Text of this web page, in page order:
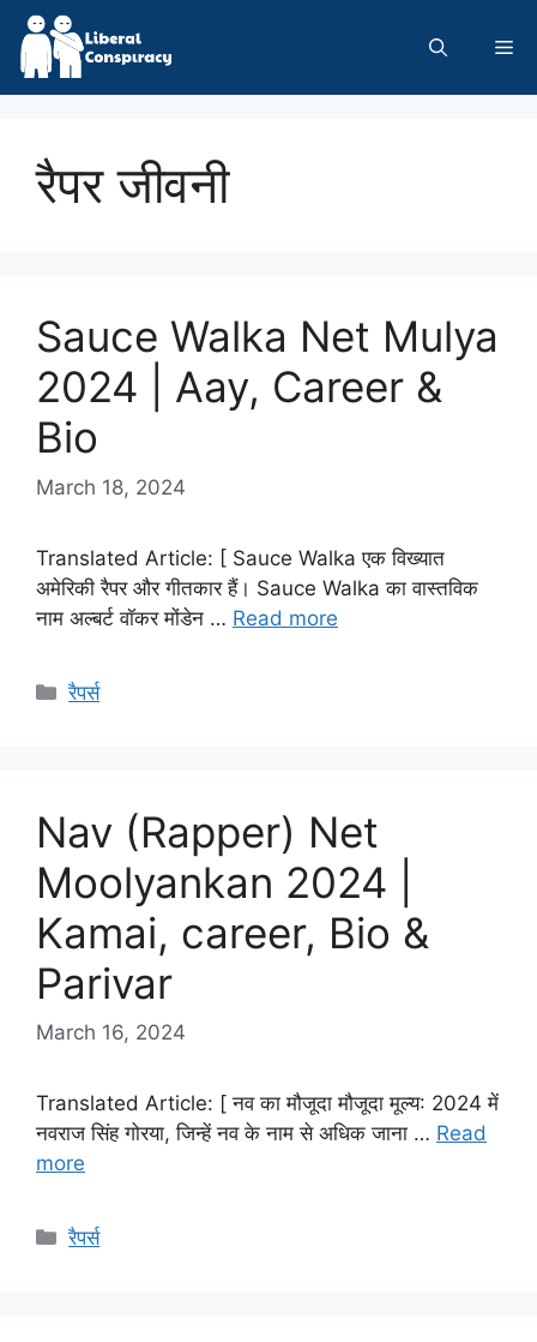
Skip
content
रैपर जीवनी
Sauce Walka Net Mulya
2024 | Aay, Career &
Bio
March 18, 2024
Translated Article: [ Sauce Walka एक विख्यात
अमेरिकी रैपर और गीतकार हैं। Sauce Walka का वास्तविक
नाम अल्बर्ट वॉकर मोंडेन … Read more
Categories
रैपर्स
Nav (Rapper) Net
Moolyankan 2024 |
Kamai, career, Bio &
Parivar
March 16, 2024
Translated Article: [ नव का मौजूदा मौजूदा मूल्य: 2024 में
नवराज सिंह गोरया, जिन्हें नव के नाम से अधिक जाना … Read
more
Categories
रैपर्स